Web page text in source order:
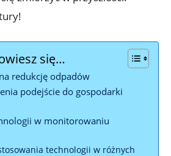
się…
redukcję odpadów
podejście do gospodarki
w monitorowaniu
technologii w różnych